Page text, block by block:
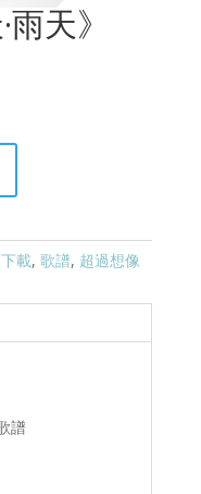
天》
載, 歌譜, 超過想像
譜